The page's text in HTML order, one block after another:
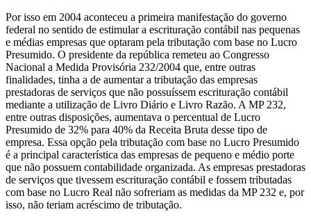
Por isso em 2004 aconteceu a primeira manifestação do governo
federal no sentido de estimular a escrituração contábil nas pequenas
e médias empresas que optaram pela tributação com base no Lucro
Presumido. O presidente da república remeteu ao Congresso
Nacional a Medida Provisória 232/2004 que, entre outras
finalidades, tinha a de aumentar a tributação das empresas
prestadoras de serviços que não possuíssem escrituração contábil
mediante a utilização de Livro Diário e Livro Razão. A MP 232,
entre outras disposições, aumentava o percentual de Lucro
Presumido de 32% para 40% da Receita Bruta desse tipo de
empresa. Essa opção pela tributação com base no Lucro Presumido
é a principal característica das empresas de pequeno e médio porte
que não possuem contabilidade organizada. As empresas prestadoras
de serviços que tivessem escrituração contábil e fossem tributadas
com base no Lucro Real não sofreriam as medidas da MP 232 e, por
isso, não teriam acréscimo de tributação.